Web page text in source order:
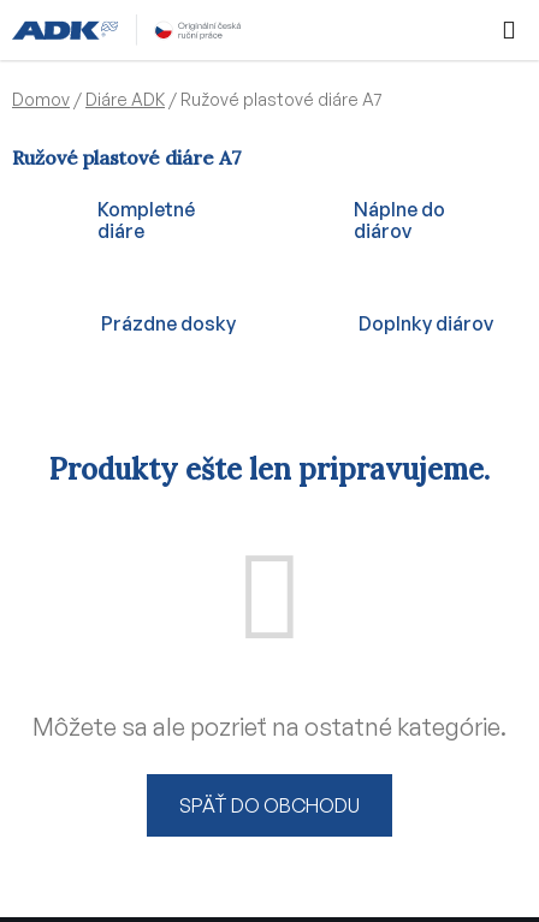
na
obsah
KOŠÍK
Domov / Diáre ADK / Ružové plastové diáre A7
Ružové plastové diáre A7
Kompletné
diáre
Náplne do
diárov
Prázdne dosky Doplnky diárov
Produkty ešte len pripravujeme.
Môžete sa ale pozrieť na ostatné kategórie.
SPÄŤ DO OBCHODU